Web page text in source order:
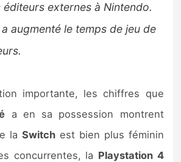
éditeurs externes à Nintendo.
a augmenté le temps de jeu de
importante, les chiffres que
a en sa possession montrent
la Switchest bien plus féminin
concurrentes, la Playstation 4